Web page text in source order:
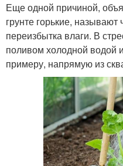
Еще одной причиной,
грунте горькие,
переизбытка влаги. В
поливом холодной водой
примеру, напрямую из